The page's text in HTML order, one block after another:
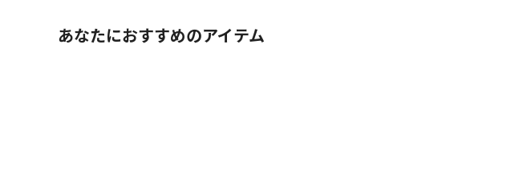
あなたにおすすめのアイテム